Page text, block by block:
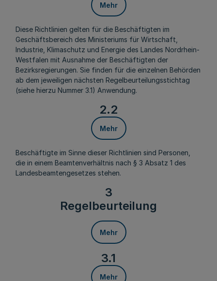
Mehr
Diese Richtlinien gelten für die Beschäftigten im
Geschäftsbereich des Ministeriums für Wirtschaft,
Industrie, Klimaschutz und Energie des Landes Nordrhein-
Westfalen mit Ausnahme der Beschäftigten der
Bezirksregierungen. Sie finden für die einzelnen Behörden
ab dem jeweiligen nächsten Regelbeurteilungsstichtag
(siehe hierzu Nummer 3.1) Anwendung.
2.2
Mehr
Beschäftigte im Sinne dieser Richtlinien sind Personen,
die in einem Beamtenverhältnis nach § 3 Absatz 1 des
Landesbeamtengesetzes stehen.
3
Regelbeurteilung
Mehr
3.1
Mehr